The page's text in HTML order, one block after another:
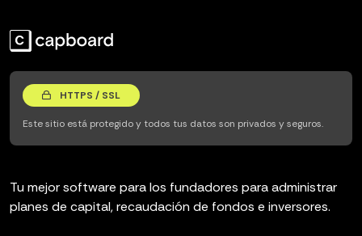
HTTPS / SSL
Este sitio está protegido y todos tus datos son privados y seguros.
Tu mejor software para los fundadores para administrar
planes de capital, recaudación de fondos e inversores.